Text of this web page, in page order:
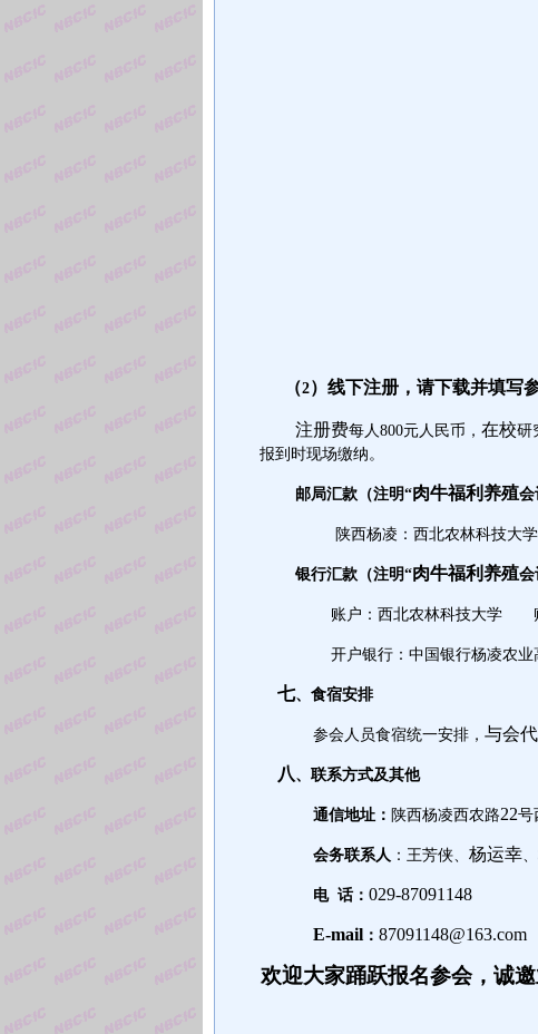
（2）线下注册，请下载并填写
注册费每人800元人民币， 在校研
报到时现场缴纳。
邮局汇款（注明“肉牛福利养殖会
陕西杨凌：西北农林科技大
银行汇款（注明“肉牛福利养殖会
账户：西北农林科技大学
开户银行：中国银行杨凌农
七、食宿安排
参会人员食宿统一安排， 与会
八 、联系方式及其他
通信地址： 陕西杨凌西农路22号
会务联系人 ：王芳侠、 杨运幸
电 话： 029-87091148
E-mail ： 87091148@163.com
欢迎大家踊跃报名参会，诚